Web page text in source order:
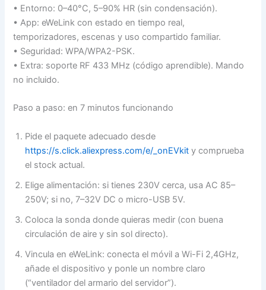
• Entorno: 0–40°C, 5–90% HR (sin condensación).
• App: eWeLink con estado en tiempo real,
temporizadores, escenas y uso compartido familiar.
• Seguridad: WPA/WPA2-PSK.
• Extra: soporte RF 433 MHz (código aprendible). Mando
no incluido.
Paso a paso: en 7 minutos funcionando
Pide el paquete adecuado desde
https://s.click.aliexpress.com/e/_onEVkit y comprueba
el stock actual.
Elige alimentación: si tienes 230V cerca, usa AC 85–
250V; si no, 7–32V DC o micro-USB 5V.
Coloca la sonda donde quieras medir (con buena
circulación de aire y sin sol directo).
Vincula en eWeLink: conecta el móvil a Wi-Fi 2,4GHz,
añade el dispositivo y ponle un nombre claro
(“ventilador del armario del servidor”).